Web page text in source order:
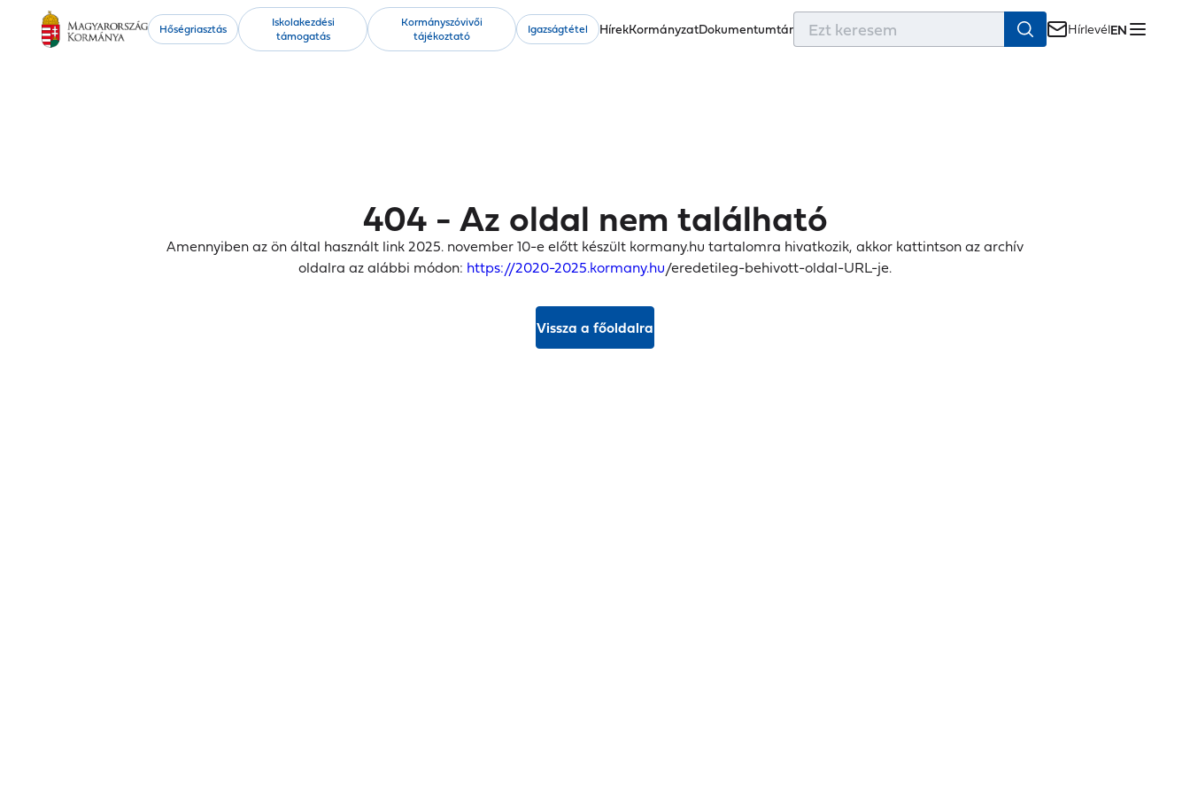
Kiemelt
tartalmak
Hőségriasztás
Iskolakezdési
támogatás
Kormányszóvivői
tájékoztató
Igazságtétel
Fő
HírekKormányzatDokumentumtár HírlevélEN
404 - Az oldal nem található
Amennyiben az ön által használt link 2025. november 10-e előtt készült kormany.hu tartalomra hivatkozik, akkor kattintson az archív
oldalra az alábbi módon: https://2020-2025.kormany.hu/eredetileg-behivott-oldal-URL-je.
Vissza a főoldalra